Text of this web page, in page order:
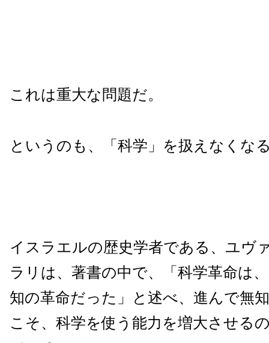
これは重大な問題だ。
というのも、「科学」を扱えなくな
イスラエルの歴史学者である、ユヴ
ラリは、著書の中で、「科学革命は
知の革命だった」と述べ、進んで無
こそ、科学を使う能力を増大させる